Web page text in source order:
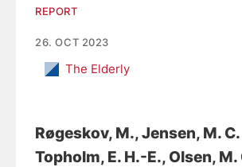
REPORT
26. OCT 2023
The Elderly
Røgeskov, M., Jensen, M. C.
Topholm, E. H.-E., Olsen, M.